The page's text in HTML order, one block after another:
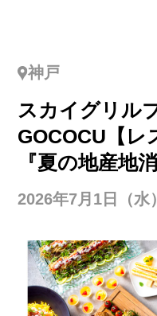
神戸
スカイグリル
GOCOCU【レ
『夏の地産地
2026年7月1日（水